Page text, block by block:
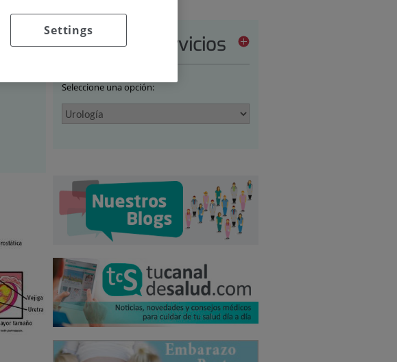
Cartera de servicios
Seleccione una opción:
Settings